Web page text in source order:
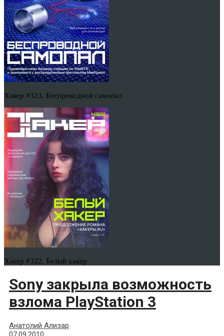
Хакер #323. Беспроводной самопал
Хакер #322. Белый хакер
Sony закрыла возможность
взлома PlayStation 3
Анатолий Ализар